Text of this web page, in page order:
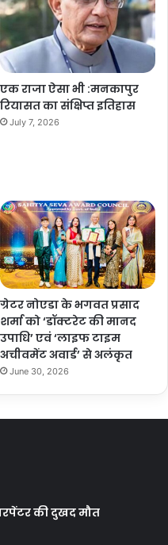
एक राजा ऐसा भी :मनकापुर
रियासत का संक्षिप्त इतिहास
July 7, 2026
ग्रेटर नोएडा के भगवत प्रसाद
शर्मा को ‘डॉक्टरेट की मानद
उपाधि’ एवं ‘लाइफ टाइम
अचीवमेंट अवार्ड’ से अलंकृत
June 30, 2026
की दुखद मौत